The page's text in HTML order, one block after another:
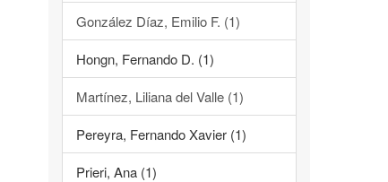
González Díaz, Emilio F. (1)
Hongn, Fernando D. (1)
Martínez, Liliana del Valle (1)
Pereyra, Fernando Xavier (1)
Prieri, Ana (1)